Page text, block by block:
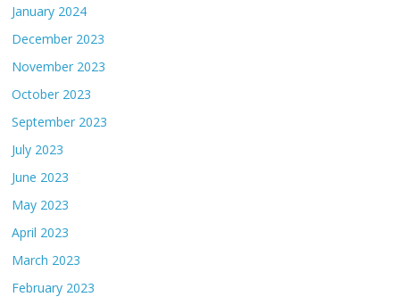
January 2024
December 2023
November 2023
October 2023
September 2023
July 2023
June 2023
May 2023
April 2023
March 2023
February 2023